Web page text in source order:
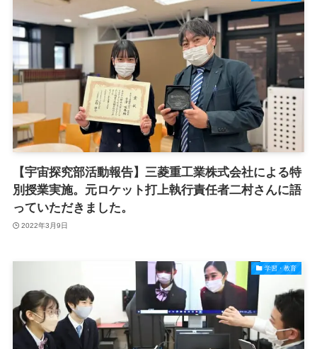
【宇宙探究部活動報告】三菱重工業株式会社による特
別授業実施。元ロケット打上執行責任者二村さんに語
っていただきました。
2022年3月9日
学習・教育